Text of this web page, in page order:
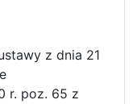
z dnia 21
r. poz. 65 z